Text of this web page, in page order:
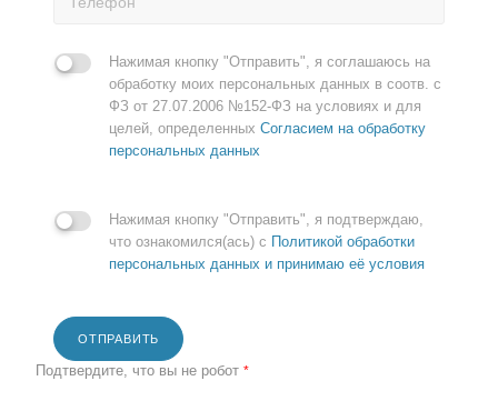
Нажимая кнопку "Отправить", я соглашаюсь на
обработку моих персональных данных в соотв. с
ФЗ от 27.07.2006 №152-ФЗ на условиях и для
целей, определенных Согласием на обработку
персональных данных
Нажимая кнопку "Отправить", я подтверждаю,
что ознакомился(ась) с Политикой обработки
персональных данных и принимаю её условия
ОТПРАВИТЬ
Подтвердите, что вы не робот *